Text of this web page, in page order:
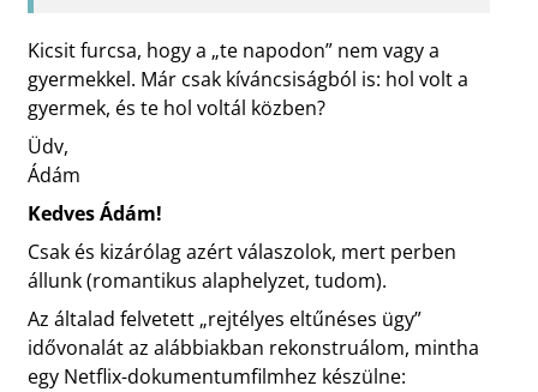
Kicsit furcsa, hogy a „te napodon” nem vagy a
gyermekkel. Már csak kíváncsiságból is: hol volt a
gyermek, és te hol voltál közben?
Üdv,
Ádám
Kedves Ádám!
Csak és kizárólag azért válaszolok, mert perben
állunk (romantikus alaphelyzet, tudom).
Az általad felvetett „rejtélyes eltűnéses ügy”
idővonalát az alábbiakban rekonstruálom, mintha
egy Netflix-dokumentumfilmhez készülne: